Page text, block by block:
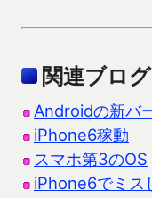
関連ブログ
Androidの新バ
iPhone6稼動
スマホ第3のOS
iPhone6でミス